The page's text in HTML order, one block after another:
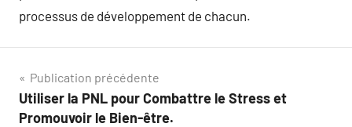
processus de développement de chacun.
Navigation
de
Publication précédente
Utiliser la PNL pour Combattre le Stress et
Promouvoir le Bien-être.